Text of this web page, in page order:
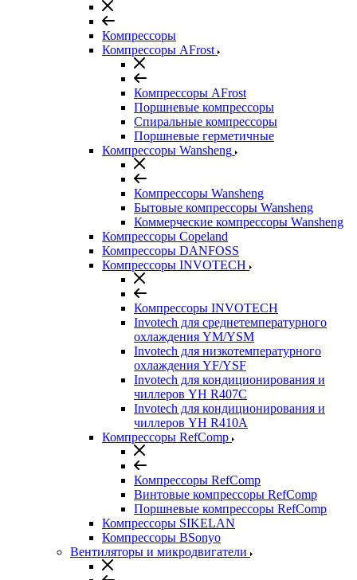
Компрессоры
Компрессоры AFrost
Компрессоры AFrost
Поршневые компрессоры
Спиральные компрессоры
Поршневые герметичные
Компрессоры Wansheng
Компрессоры Wansheng
Бытовые компрессоры Wansheng
Коммерческие компрессоры Wansheng
Компрессоры Copeland
Компрессоры DANFOSS
Компрессоры INVOTECH
Компрессоры INVOTECH
Invotech для среднетемпературного
охлаждения YM/YSM
Invotech для низкотемпературного
охлаждения YF/YSF
Invotech для кондиционирования и
чиллеров YH R407C
Invotech для кондиционирования и
чиллеров YH R410A
Компрессоры RefComp
Компрессоры RefComp
Винтовые компрессоры RefComp
Поршневые компрессоры RefComp
Компрессоры SIKELAN
Компрессоры BSonyo
Вентиляторы и микродвигатели